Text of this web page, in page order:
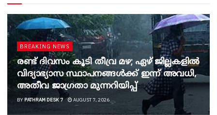
BREAKING NEWS
രണ്ട് ദിവസം കൂടി തീവ്ര മഴ; ഏഴ് ജില്ലകളിൽ
വിദ്യാഭ്യാസ സ്ഥാപനങ്ങൾക്ക് ഇന്ന് അവധി,
അതീവ ജാ​ഗ്രതാ മുന്നറിയിപ്പ്
BY PATHRAM DESK 7 AUGUST 7, 2026